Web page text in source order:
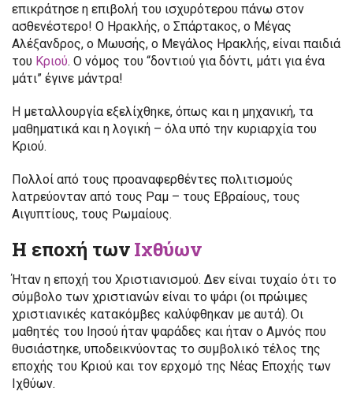
επικράτησε η επιβολή του ισχυρότερου πάνω στον
ασθενέστερο! Ο Ηρακλής, ο Σπάρτακος, ο Μέγας
Αλέξανδρος, ο Μωυσής, ο Μεγάλος Ηρακλής, είναι παιδιά
του Κριού. Ο νόμος του “δοντιού για δόντι, μάτι για ένα
μάτι” έγινε μάντρα!
Η μεταλλουργία εξελίχθηκε, όπως και η μηχανική, τα
μαθηματικά και η λογική – όλα υπό την κυριαρχία του
Κριού.
Πολλοί από τους προαναφερθέντες πολιτισμούς
λατρεύονταν από τους Ραμ – τους Εβραίους, τους
Αιγυπτίους, τους Ρωμαίους.
Η εποχή τωνΙχθύων
Ήταν η εποχή του Χριστιανισμού. Δεν είναι τυχαίο ότι το
σύμβολο των χριστιανών είναι το ψάρι (οι πρώιμες
χριστιανικές κατακόμβες καλύφθηκαν με αυτά). Οι
μαθητές του Ιησού ήταν ψαράδες και ήταν ο Αμνός που
θυσιάστηκε, υποδεικνύοντας το συμβολικό τέλος της
εποχής του Κριού και τον ερχομό της Νέας Εποχής των
Ιχθύων.